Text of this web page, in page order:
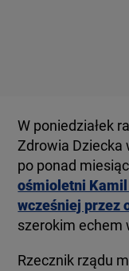
W poniedziałek
Zdrowia Dziecka
po ponad
ośmioletni
wcześniej przez
szerokim echem
Rzecznik rządu